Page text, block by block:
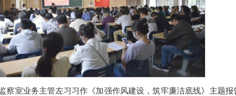
察室业务主管左习习作《加强作风建设，筑牢廉洁底线》主题报